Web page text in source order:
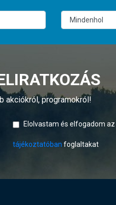
akciókról, programokról!
Elolvastam és elfogadom az
tájékoztatóban foglaltakat